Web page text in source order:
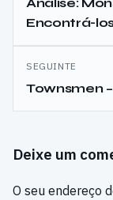
artigos
Encontrá-
SEGUINTE
Townsmen
Deixe um
O seu endereço